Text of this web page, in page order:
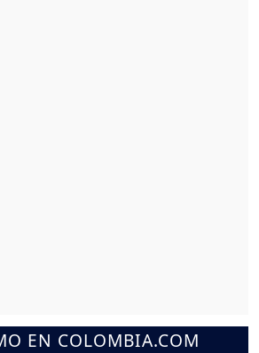
EN COLOMBIA.COM